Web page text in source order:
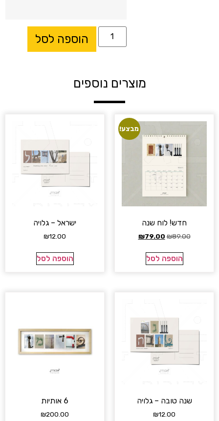
הוספה לסל
מוצרים נוספים
מבצע!
חדש! לוח שנה
₪89.00
₪79.00
הוספה לסל
ישראל – גלויה
₪12.00
הוספה לסל
שנה טובה – גלויה
₪12.00
6 אותיות
₪200.00